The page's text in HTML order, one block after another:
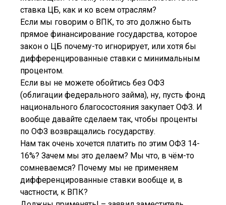
ставка ЦБ, как и ко всем отраслям?
Если мы говорим о ВПК, то это должно быть
прямое финансирование государства, которое
закон о ЦБ почему-то игнорирует, или хотя бы
дифференцированные ставки с минимальным
процентом.
Если вы не можете обойтись без ОФЗ
(облигации федерального займа), ну, пусть фонд
национального благосостояния закупает ОФЗ. И
вообще давайте сделаем так, чтобы проценты
по ОФЗ возвращались государству.
Нам так очень хочется платить по этим ОФЗ 14-
16%? Зачем мы это делаем? Мы что, в чём-то
сомневаемся? Почему мы не применяем
дифференцированные ставки вообще и, в
частности, к ВПК?